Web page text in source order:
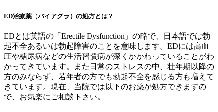
ED治療薬（バイアグラ）の処方とは？
EDとは英語の「Erectile Dysfunction」の略で、日本語では勃
起不全あるいは勃起障害のことを意味します。EDには高血
圧や糖尿病などの生活習慣病が深くかかわっていることがわ
かってきています。また日常のストレスの中、壮年期以降の
方のみならず、若年者の方でも勃起不全を感じる方も増えて
きています。現在、当院では以下のお薬が処方できますの
で、お気楽にご相談下さい。